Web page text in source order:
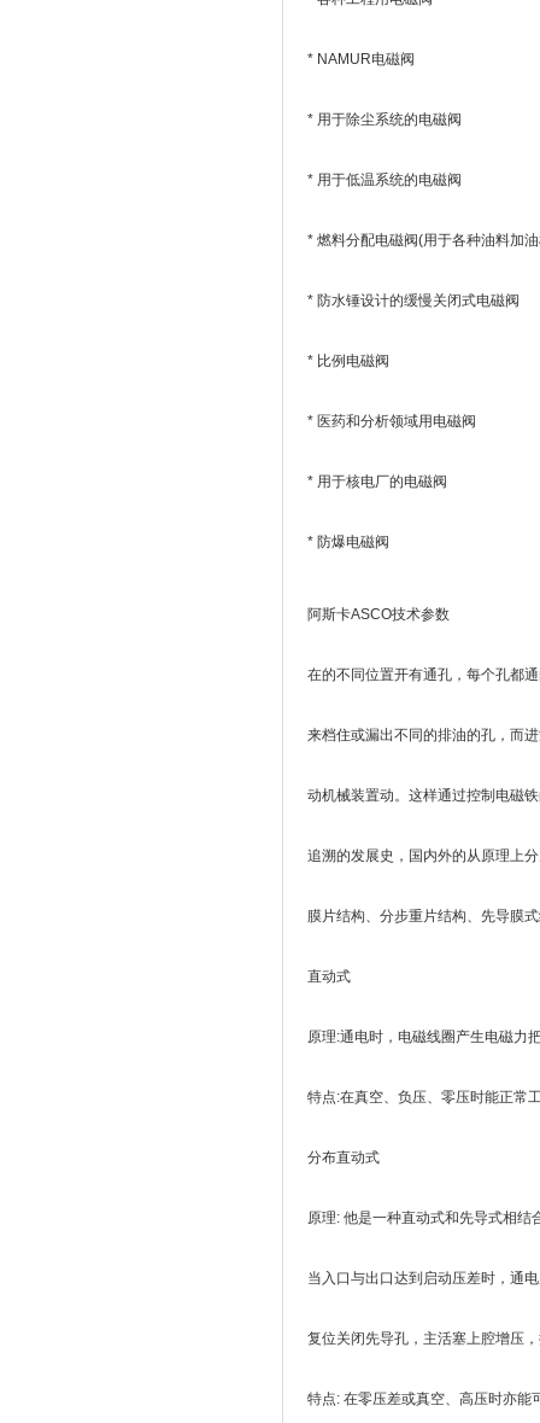
* NAMUR电磁阀
* 用于除尘系统的电磁阀
* 用于低温系统的电磁阀
* 燃料分配电磁阀(用于各种油料加
* 防水锤设计的缓慢关闭式电磁阀
* 比例电磁阀
* 医药和分析领域用电磁阀
* 用于核电厂的电磁阀
* 防爆电磁阀
阿斯卡ASCO技术参数
在的不同位置开有通孔，每个孔都
来档住或漏出不同的排油的孔，而
动机械装置动。这样通过控制电磁
追溯的发展史，国内外的从原理上
膜片结构、分步重片结构、先导膜
直动式
原理:通电时，电磁线圈产生电磁力
特点:在真空、负压、零压时能正常
分布直动式
原理: 他是一种直动式和先导式相
当入口与出口达到启动压差时，通
复位关闭先导孔，主活塞上腔增压
特点: 在零压差或真空、高压时亦能